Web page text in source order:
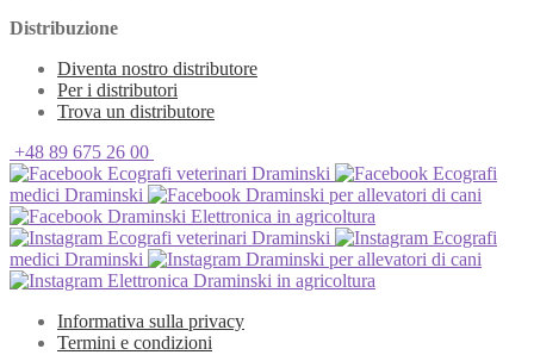
Distribuzione
Diventa nostro distributore
Per i distributori
Trova un distributore
+48 89 675 26 00
Ecografi veterinari Draminski
Ecografi
medici Draminski
Draminski per allevatori di cani
Draminski Elettronica in agricoltura
Ecografi veterinari Draminski
Ecografi
medici Draminski
Draminski per allevatori di cani
Elettronica Draminski in agricoltura
Informativa sulla privacy
Termini e condizioni